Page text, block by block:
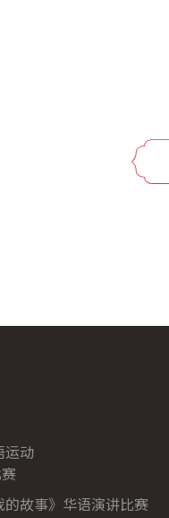
运动
的故事》华语演讲比赛